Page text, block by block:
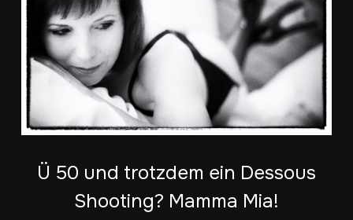
Ü 50 und trotzdem ein Dessous
Shooting? Mamma Mia!